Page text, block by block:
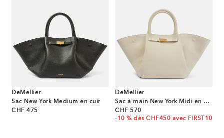
DeMellier
Sac New York Medium en cuir
CHF 475
original price
DeMellier
Sac à main New York Midi en cuir
CHF 570
original price
-10 % dès CHF450 avec FIRST10